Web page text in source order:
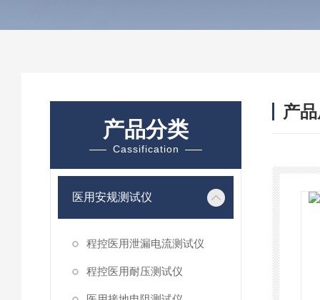
产品分类
Cassification
医用安规测试仪
程控医用泄漏电流测试仪
程控医用耐压测试仪
产